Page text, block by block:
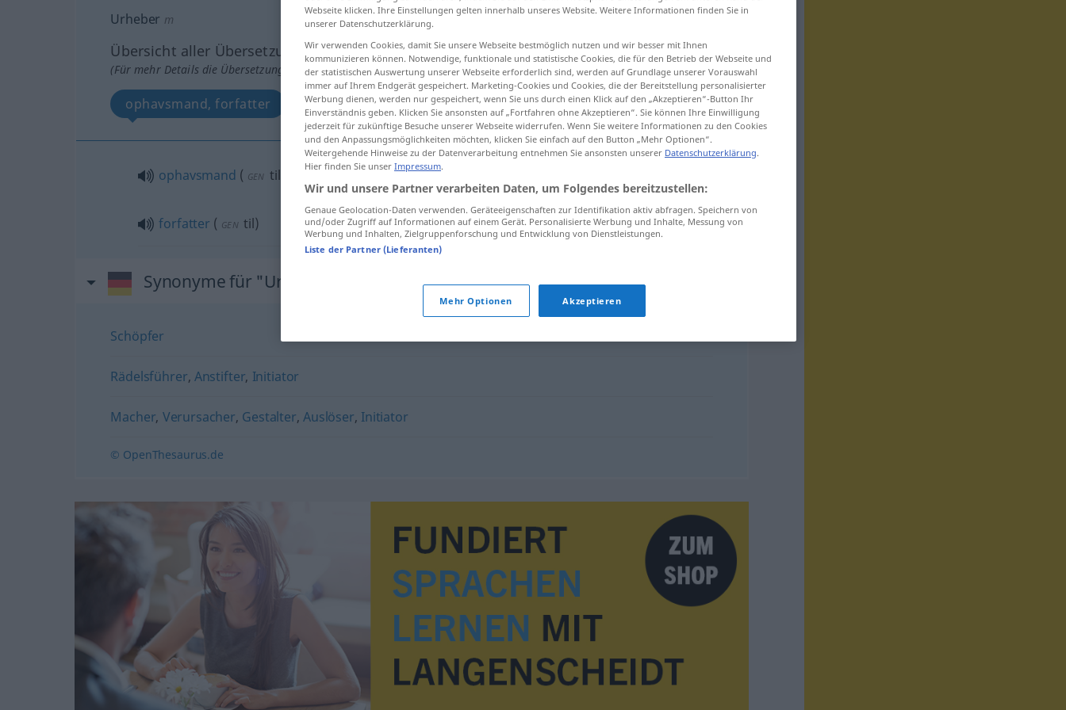
Urheber m
Übersicht aller Übersetzungen
(Für mehr Details die Übersetzung anklicken/antippen)
ophavsmand, forfatter
ophavsmand ( GEN til
forfatter ( GEN til) Urheber Verfasser
Synonyme für "Urheber"
Schöpfer
Rädelsführer, Anstifter, Initiator
Macher, Verursacher, Gestalter,Auslöser, Initiator
© OpenThesaurus.de
Webseite klicken. Ihre Einstellungen gelten innerhalb unseres Website. Weitere Informationen finden Sie in
unserer Datenschutzerklärung.
Wir verwenden Cookies, damit Sie unsere Webseite bestmöglich nutzen und wir besser mit Ihnen
kommunizieren können. Notwendige, funktionale und statistische Cookies, die für den Betrieb der Webseite und
der statistischen Auswertung unserer Webseite erforderlich sind, werden auf Grundlage unserer Vorauswahl
immer auf Ihrem Endgerät gespeichert. Marketing-Cookies und Cookies, die der Bereitstellung personalisierter
Werbung dienen, werden nur gespeichert, wenn Sie uns durch einen Klick auf den „Akzeptieren“-Button Ihr
Einverständnis geben. Klicken Sie ansonsten auf „Fortfahren ohne Akzeptieren“. Sie können Ihre Einwilligung
jederzeit für zukünftige Besuche unserer Webseite widerrufen. Wenn Sie weitere Informationen zu den Cookies
und den Anpassungsmöglichkeiten möchten, klicken Sie einfach auf den Button „Mehr Optionen“.
Weitergehende Hinweise zu der Datenverarbeitung entnehmen Sie ansonsten unserer Datenschutzerklärung.
Hier finden Sie unser Impressum.
Wir und unsere Partner verarbeiten Daten, um Folgendes bereitzustellen:
Genaue Geolocation-Daten verwenden. Geräteeigenschaften zur Identifikation aktiv abfragen. Speichern von
und/oder Zugriff auf Informationen auf einem Gerät. Personalisierte Werbung und Inhalte, Messung von
Werbung und Inhalten, Zielgruppenforschung und Entwicklung von Dienstleistungen.
Liste der Partner (Lieferanten)
Mehr Optionen Akzeptieren